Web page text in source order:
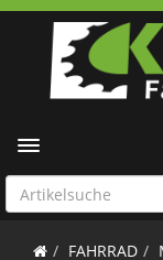
Toggle navigation
FAHRRAD